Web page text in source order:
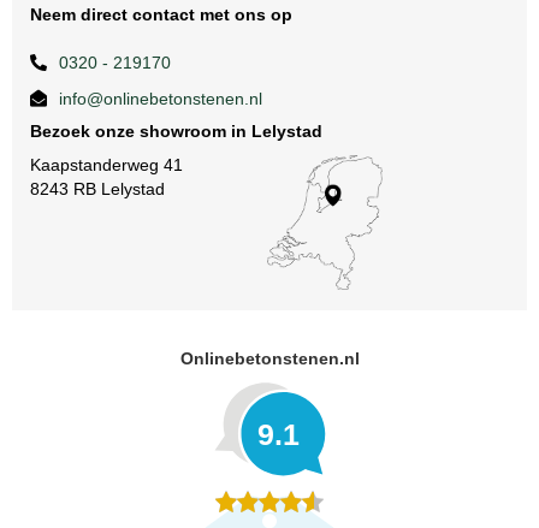
Neem direct contact met ons op
0320 - 219170
info@onlinebetonstenen.nl
Bezoek onze showroom in Lelystad
Kaapstanderweg 41
8243 RB Lelystad
Onlinebetonstenen.nl
9.1